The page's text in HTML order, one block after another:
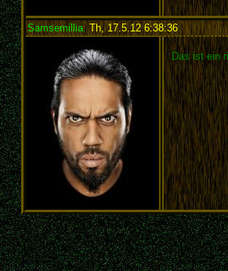
Samsemillia, Th, 17.5.12 6:38:36:
Das ist ein